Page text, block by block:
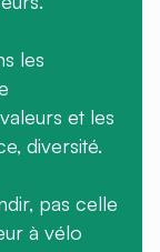
les
et les
diversité.
pas celle
à vélo